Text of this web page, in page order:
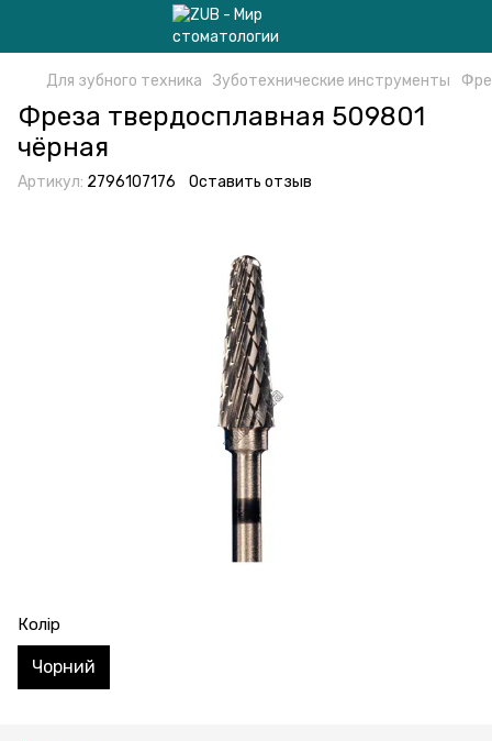
Для зубного техника Зуботехнические инструменты
Фреза твердосплавная 509801
чёрная
Артикул: 2796107176 Оставить отзыв
Колір
Чорний